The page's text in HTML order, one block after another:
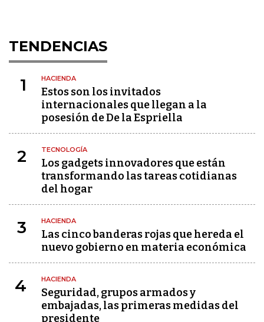
TENDENCIAS
1 HACIENDA
Estos son los invitados
internacionales que llegan a la
posesión de De la Espriella
2 TECNOLOGÍA
Los gadgets innovadores que están
transformando las tareas cotidianas
del hogar
3 HACIENDA
Las cinco banderas rojas que hereda el
nuevo gobierno en materia económica
4 HACIENDA
Seguridad, grupos armados y
embajadas, las primeras medidas del
presidente